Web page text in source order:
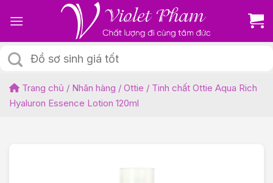
Tìm
kiếm:
Trang chủ / Nhãn hàng / Ottie / Tinh chất Ottie Aqua Rich
Hyaluron Essence Lotion 120ml